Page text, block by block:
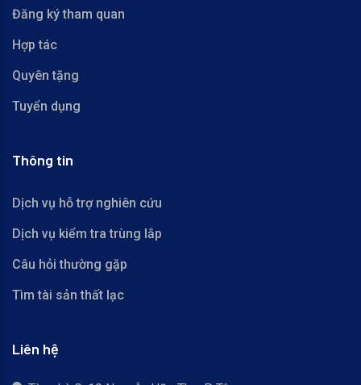
Đăng ký tham quan
Hợp tác
Quyên tặng
Tuyển dụng
Thông tin
Dịch vụ hỗ trợ nghiên cứu
Dịch vụ kiểm tra trùng lắp
Câu hỏi thường gặp
Tìm tài sản thất lạc
Liên hệ